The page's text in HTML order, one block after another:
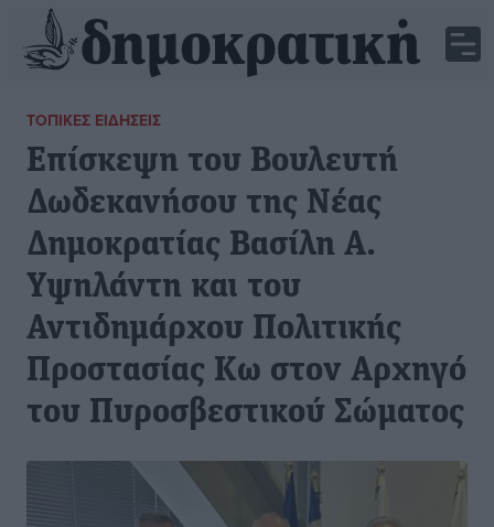
ΤΟΠΙΚΈΣ ΕΙΔΉΣΕΙΣ
Επίσκεψη του Βουλευτή
Δωδεκανήσου της Νέας
Δημοκρατίας Βασίλη Α.
Υψηλάντη και του
Αντιδημάρχου Πολιτικής
Προστασίας Κω στον Αρχηγό
του Πυροσβεστικού Σώματος